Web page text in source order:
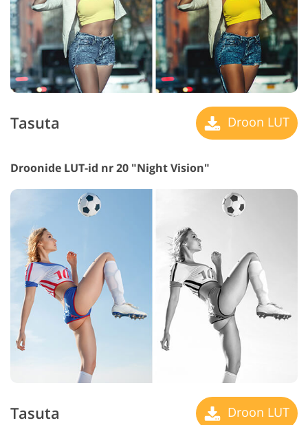
Tasuta Droon LUT
Droonide LUT-id nr 20 "Night Vision"
Tasuta Droon LUT